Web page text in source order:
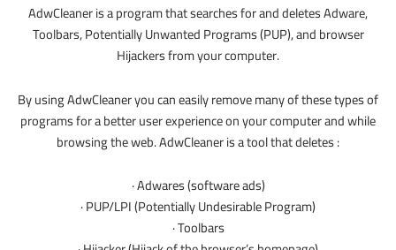
AdwCleaner is a program that searches for and deletes Adware,
Toolbars, Potentially Unwanted Programs (PUP), and browser
Hijackers from your computer.
By using AdwCleaner you can easily remove many of these types of
programs for a better user experience on your computer and while
browsing the web. AdwCleaner is a tool that deletes :
· Adwares (software ads)
· PUP/LPI (Potentially Undesirable Program)
· Toolbars